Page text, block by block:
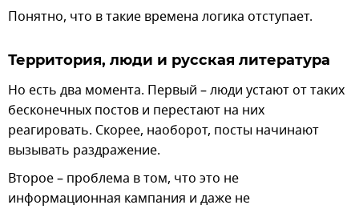
Понятно, что в такие времена логика отступает.
Территория, люди и русская литература
Но есть два момента. Первый – люди устают от таких
бесконечных постов и перестают на них
реагировать. Скорее, наоборот, посты начинают
вызывать раздражение.
Второе – проблема в том, что это не
информационная кампания и даже не